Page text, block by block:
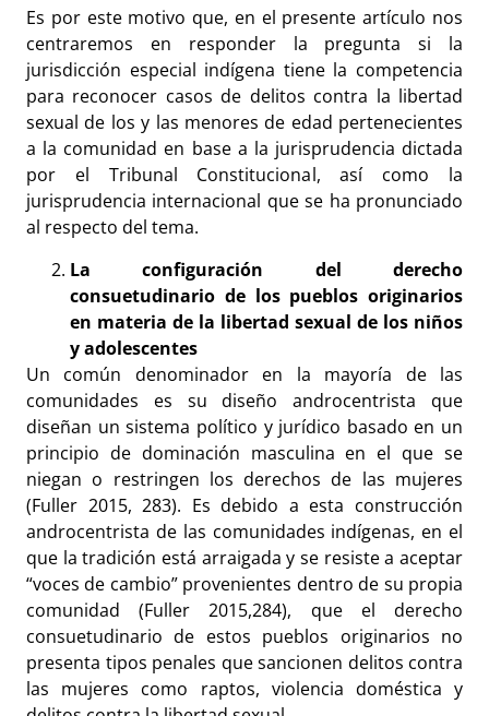
Es por este motivo que, en el presente artículo nos
centraremos en responder la pregunta si la
jurisdicción especial indígena tiene la competencia
para reconocer casos de delitos contra la libertad
sexual de los y las menores de edad pertenecientes
a la comunidad en base a la jurisprudencia dictada
por el Tribunal Constitucional, así como la
jurisprudencia internacional que se ha pronunciado
al respecto del tema.
La configuración del derecho
consuetudinario de los pueblos originarios
en materia de la libertad sexual de los niños
y adolescentes
Un común denominador en la mayoría de las
comunidades es su diseño androcentrista que
diseñan un sistema político y jurídico basado en un
principio de dominación masculina en el que se
niegan o restringen los derechos de las mujeres
(Fuller 2015, 283). Es debido a esta construcción
androcentrista de las comunidades indígenas, en el
que la tradición está arraigada y se resiste a aceptar
“voces de cambio” provenientes dentro de su propia
comunidad (Fuller 2015,284), que el derecho
consuetudinario de estos pueblos originarios no
presenta tipos penales que sancionen delitos contra
las mujeres como raptos, violencia doméstica y